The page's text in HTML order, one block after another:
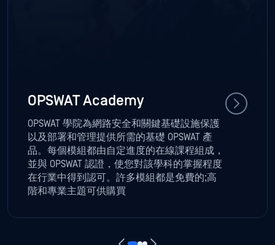
OPSWAT Academy
OPSWAT 學院為網路安全和關鍵基礎設施保護
以及部署和管理提供所需的基礎 OPSWAT 產
品。每個模組都由自定進度的在線課程組成，
並與 OPSWAT 認證，使您對該學科的掌握程度
在行業中得到認可。許多模組都是免費的;高
階和專業主題可供購買